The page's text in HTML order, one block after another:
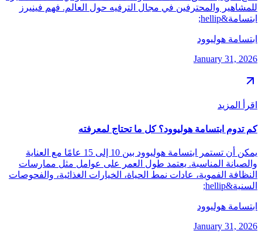
للمشاهير والمحترفين في مجال الترفيه حول العالم. فهم فينيرز
ابتسامة&hellip;
ابتسامة هوليوود
January 31, 2026
اقرأ المزيد
كم تدوم ابتسامة هوليوود؟ كل ما تحتاج لمعرفته
يمكن أن تستمر ابتسامة هوليوود بين 10 إلى 15 عامًا مع العناية
والصيانة المناسبة. يعتمد طول العمر على عوامل مثل ممارسات
النظافة الفموية، عادات نمط الحياة، الخيارات الغذائية، والفحوصات
السنية&hellip;
ابتسامة هوليوود
January 31, 2026